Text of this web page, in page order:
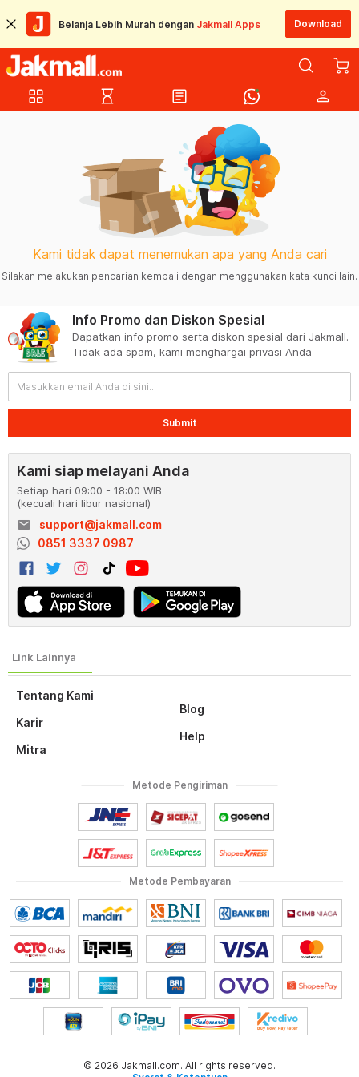
Belanja Lebih Murah dengan Jakmall Apps Download
grid_view hourglass_empty article person
Kami tidak dapat menemukan apa yang Anda cari
Silakan melakukan pencarian kembali dengan menggunakan kata kunci lain.
Tentang Kami
Karir
Mitra
Blog
Help
Info Promo dan Diskon Spesial
Dapatkan info promo serta diskon spesial dari Jakmall.
Tidak ada spam, kami menghargai privasi Anda
Submit
Kami siap melayani Anda
Setiap hari 09:00 - 18:00 WIB
(kecuali hari libur nasional)
email
support@jakmall.com
0851 3337 0987
Metode Pembayaran
Metode Pengiriman
© 2026 Jakmall.com. All rights reserved.